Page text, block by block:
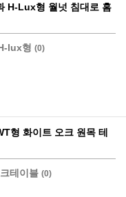
H-Lux형 월넛 침대로 홈
lux형 (0)
형 화이트 오크 원목 테
테이블 (0)